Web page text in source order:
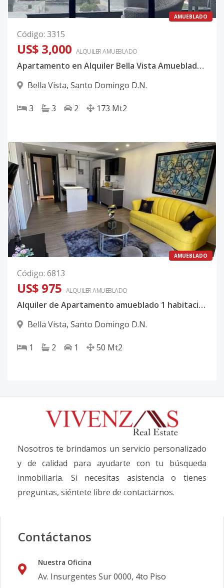
AMUEBLADO
Código: 3315
US$ 3,000 ALQUILERAMUEBLADO
Apartamento en Alquiler Bella Vista Amueblado de Tres Habitaciones
Bella Vista, Santo Domingo D.N.
3 3 2 173 Mt2
AMUEBLADO
Código: 6813
US$ 975 ALQUILERAMUEBLADO
Alquiler de Apartamento amueblado 1 habitación en Bella Vista
Bella Vista, Santo Domingo D.N.
1 2 1 50 Mt2
Nosotros te brindamos un servicio personalizado
y de calidad para ayudarte con tu búsqueda
inmobiliaria. Si necesitas asistencia o tienes
preguntas, siéntete libre de contactarnos.
Contáctanos
Nuestra Oficina
Av. Insurgentes Sur 0000, 4to Piso